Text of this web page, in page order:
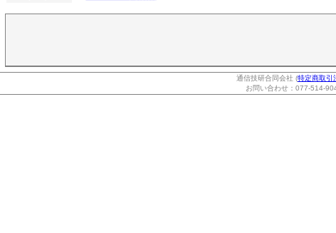
通信技研合同会社 (特定商取引
お問い合わせ：077-514-